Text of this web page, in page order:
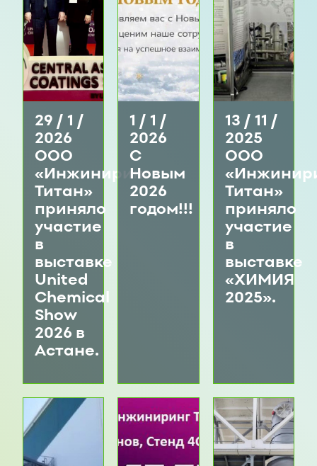
29 / 1 /
2026
ООО
«Инжиниринг
Титан»
приняло
участие
в
выставке
United
Chemical
Show
2026 в
Астане.
1 / 1 /
2026
С
Новым
2026
годом!!!
13 / 11 /
2025
ООО
Титан»
приняло
участие
в
выставке
«ХИМИЯ
2025».